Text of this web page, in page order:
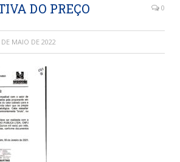
DO PREÇO 0
MAIO DE 2022